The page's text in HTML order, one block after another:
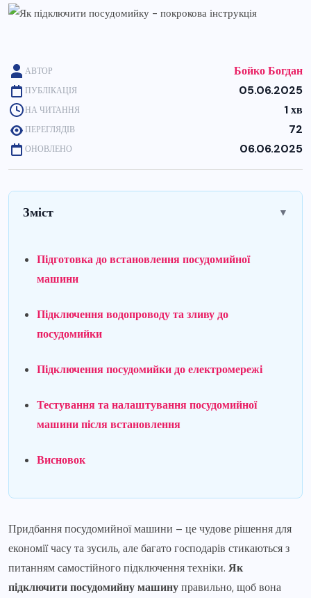
АВТОР Бойко Богдан
ПУБЛІКАЦІЯ 05.06.2025
НА ЧИТАННЯ 1 хв
ПЕРЕГЛЯДІВ 72
ОНОВЛЕНО 06.06.2025
Зміст ▼
Підготовка до встановлення посудомийної
машини
Підключення водопроводу та зливу до
посудомийки
Підключення посудомийки до електромережі
Тестування та налаштування посудомийної
машини після встановлення
Висновок
Придбання посудомийної машини – це чудове рішення для
економії часу та зусиль, але багато господарів стикаються з
питанням самостійного підключення техніки. Як
підключити посудомийну машинуправильно, щоб вона